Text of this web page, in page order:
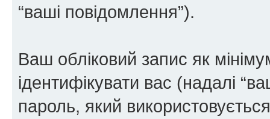
“ваші повідомлення”).
Ваш обліковий запис як
ідентифікувати вас (надалі
пароль, який